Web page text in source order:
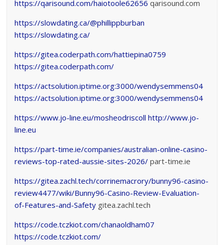
https://qarisound.com/haiotoole62656 qarisound.com
https://slowdating.ca/@phillippburban
https://slowdating.ca/
https://gitea.coderpath.com/hattiepina0759
https://gitea.coderpath.com/
https://actsolution.iptime.org:3000/wendysemmens04
https://actsolution.iptime.org:3000/wendysemmens04
https://www.jo-line.eu/mosheodriscoll http://www.jo-
line.eu
https://part-time.ie/companies/australian-online-casino-
reviews-top-rated-aussie-sites-2026/ part-time.ie
https://gitea.zachl.tech/corrinemacrory/bunny96-casino-
review4477/wiki/Bunny96-Casino-Review-Evaluation-
of-Features-and-Safety gitea.zachl.tech
https://code.tczkiot.com/chanaoldham07
https://code.tczkiot.com/